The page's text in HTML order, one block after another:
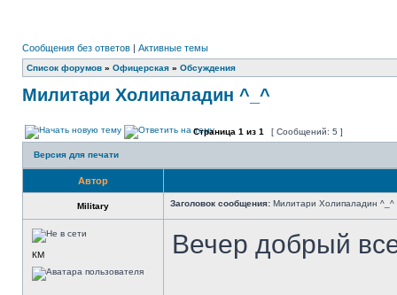
Сообщения без ответов | Активные темы
Список форумов » Офицерская » Обсуждения
Милитари Холипаладин ^_^
Страница 1 из 1 [ Сообщений: 5 ]
Версия для печати
Автор
Military Заголовок сообщения: Милитари Холипаладин ^_^
КМ Вечер добрый